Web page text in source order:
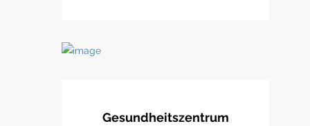
Gesundheitszentrum